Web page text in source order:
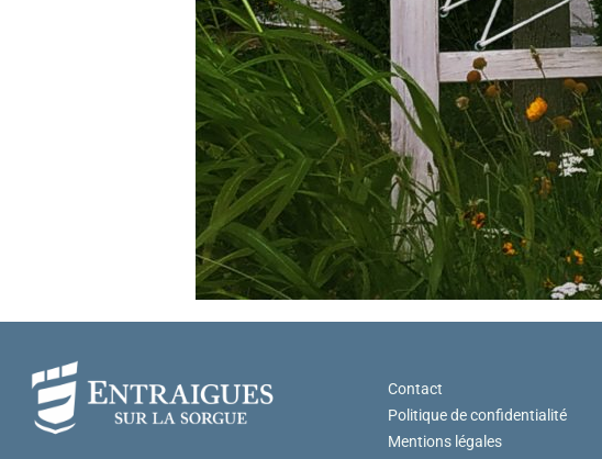
Contact
Politique de confidentialité
Mentions légales